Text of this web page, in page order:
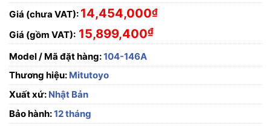
Giá (chưa VAT): 14,454,000₫
Giá (gồm VAT): 15,899,400₫
Model / Mã đặt hàng:104-146A
Thương hiệu: Mitutoyo
Xuất xứ: Nhật Bản
Bảo hành:12 tháng